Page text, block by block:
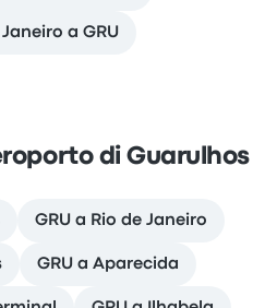
Janeiro a GRU
di Guarulhos
GRU a Rio de Janeiro
GRU a Aparecida